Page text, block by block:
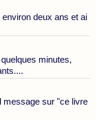
deux ans et ai
minutes,
message sur "ce livre